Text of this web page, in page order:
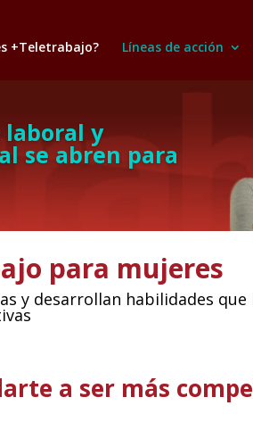
+Teletrabajo? Líneas de acción
y
se abren para
para mujeres
y desarrollan habilidades
a ser más